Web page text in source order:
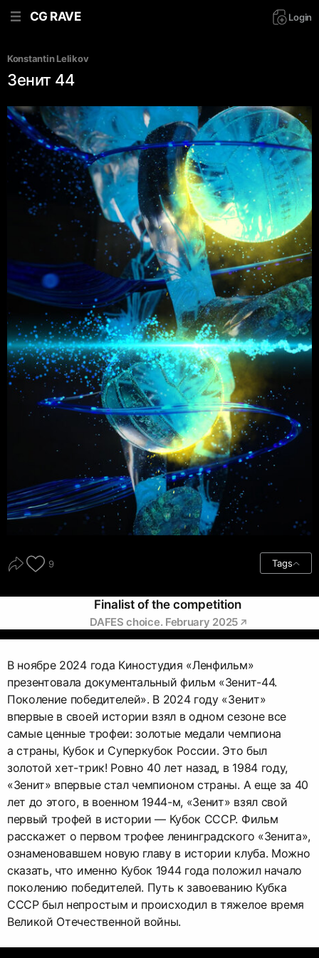
CG RAVE Login
Konstantin Lelikov
Зенит 44
9 Tags
Finalist of the competition
DAFES choice. February 2025
В ноябре 2024 года Киностудия «Ленфильм»
презентовала документальный фильм «Зенит-44.
Поколение победителей». В 2024 году «Зенит»
впервые в своей истории взял в одном сезоне все
самые ценные трофеи: золотые медали чемпиона
а страны, Кубок и Суперкубок России. Это был
золотой хет-трик! Ровно 40 лет назад, в 1984 году,
«Зенит» впервые стал чемпионом страны. А еще за 40
лет до этого, в военном 1944-м, «Зенит» взял свой
первый трофей в истории — Кубок СССР. Фильм
расскажет о первом трофее ленинградского «Зенита»,
ознаменовавшем новую главу в истории клуба. Можно
сказать, что именно Кубок 1944 года положил начало
поколению победителей. Путь к завоеванию Кубка
СССР был непростым и происходил в тяжелое время
Великой Отечественной войны.